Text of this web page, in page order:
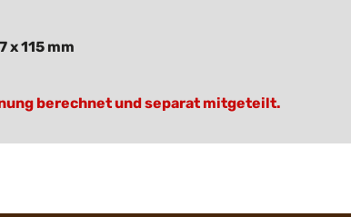
x 115 mm
berechnet und separat mitgeteilt.